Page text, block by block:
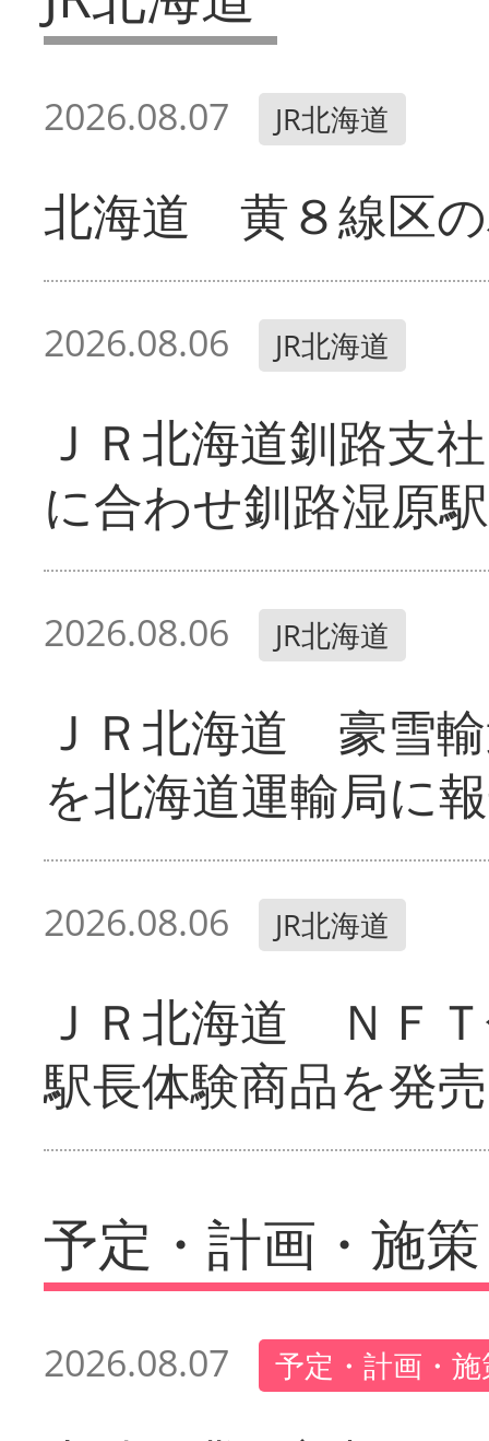
2026.08.07 JR北海道
北海道 黄８線区
2026.08.06 JR北海道
ＪＲ北海道釧路支
に合わせ釧路湿原
2026.08.06 JR北海道
ＪＲ北海道 豪雪
を北海道運輸局に
2026.08.06 JR北海道
ＪＲ北海道 ＮＦ
駅長体験商品を発売
予定・計画・施策
2026.08.07 予定・計画・